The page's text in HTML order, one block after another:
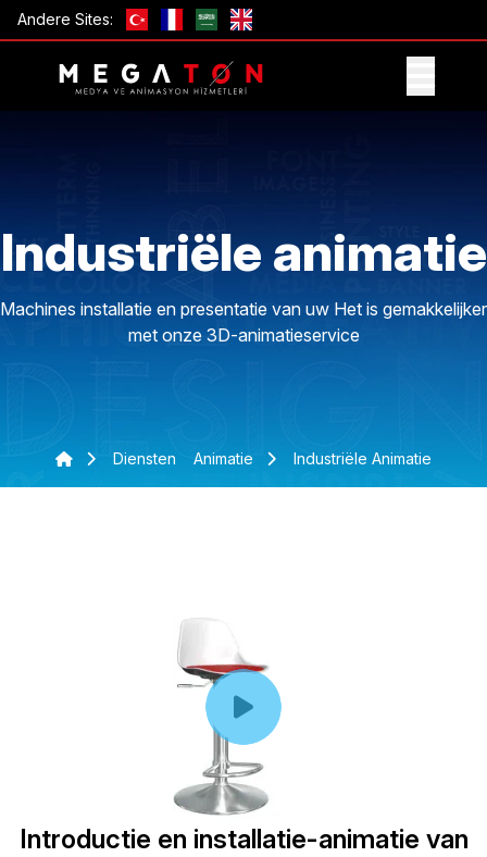
Andere Sites:
Industriële animatie
Machines installatie en presentatie van uw Het is gemakkelijker
met onze 3D-animatieservice
Diensten Animatie Industriële Animatie
Introductie en installatie-animatie van